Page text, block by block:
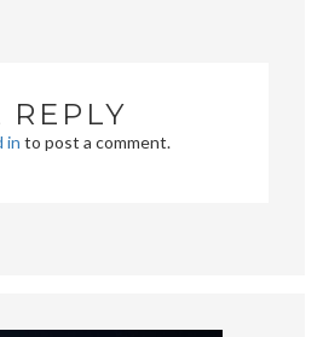
REPLY
in to post a comment.